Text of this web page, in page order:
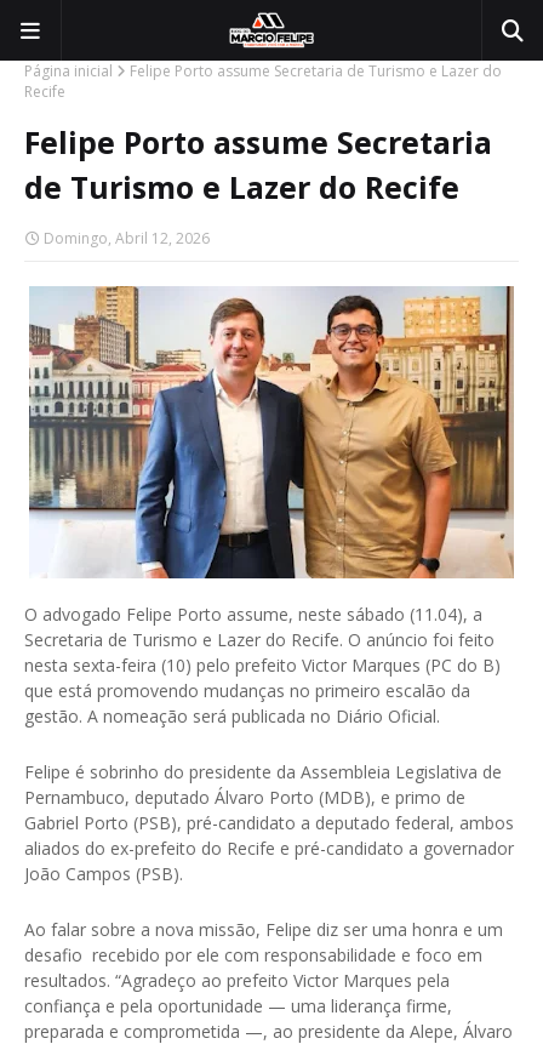
Página inicial
Felipe Porto assume Secretaria de Turismo e Lazer do
Recife
Felipe Porto assume Secretaria
de Turismo e Lazer do Recife
Domingo, Abril 12, 2026
O advogado Felipe Porto assume, neste sábado (11.04), a
Secretaria de Turismo e Lazer do Recife. O anúncio foi feito
nesta sexta-feira (10) pelo prefeito Victor Marques (PC do B)
que está promovendo mudanças no primeiro escalão da
gestão. A nomeação será publicada no Diário Oficial.
Felipe é sobrinho do presidente da Assembleia Legislativa de
Pernambuco, deputado Álvaro Porto (MDB), e primo de
Gabriel Porto (PSB), pré-candidato a deputado federal, ambos
aliados do ex-prefeito do Recife e pré-candidato a governador
João Campos (PSB).
Ao falar sobre a nova missão, Felipe diz ser uma honra e um
desafio recebido por ele com responsabilidade e foco em
resultados. “Agradeço ao prefeito Victor Marques pela
confiança e pela oportunidade — uma liderança firme,
preparada e comprometida —, ao presidente da Alepe, Álvaro